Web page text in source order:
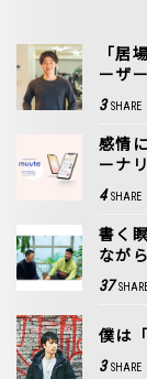
「居
ーザ
博
3 SHARE
感情
ーナ
4 SHARE
書く
なが
37
僕は
3 SHARE